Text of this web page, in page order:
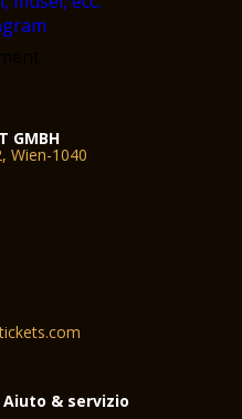
GMBH
Wien-1040
Aiuto & servizio